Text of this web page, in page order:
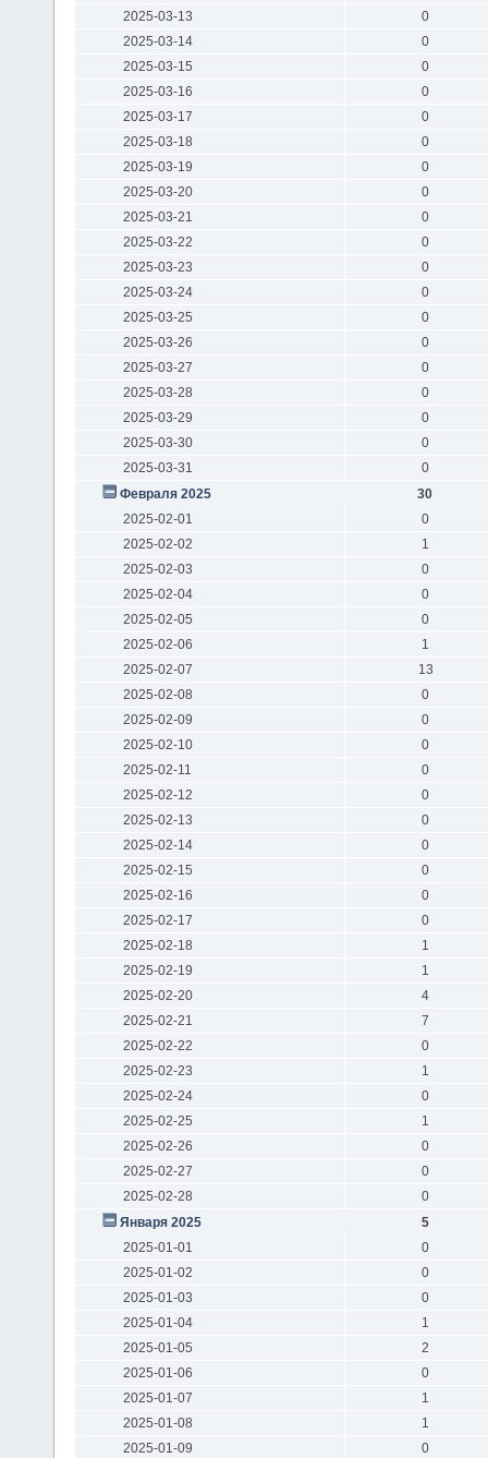
2025-03-13
0
2025-03-14
0
2025-03-15
0
2025-03-16
0
2025-03-17
0
2025-03-18
0
2025-03-19
0
2025-03-20
0
2025-03-21
0
2025-03-22
0
2025-03-23
0
2025-03-24
0
2025-03-25
0
2025-03-26
0
2025-03-27
0
2025-03-28
0
2025-03-29
0
2025-03-30
0
2025-03-31
0
Февраля 2025
30
2025-02-01
0
2025-02-02
1
2025-02-03
0
2025-02-04
0
2025-02-05
0
2025-02-06
1
2025-02-07
13
2025-02-08
0
2025-02-09
0
2025-02-10
0
2025-02-11
0
2025-02-12
0
2025-02-13
0
2025-02-14
0
2025-02-15
0
2025-02-16
0
2025-02-17
0
2025-02-18
1
2025-02-19
1
2025-02-20
4
2025-02-21
7
2025-02-22
0
2025-02-23
1
2025-02-24
0
2025-02-25
1
2025-02-26
0
2025-02-27
0
2025-02-28
0
Января 2025
5
2025-01-01
0
2025-01-02
0
2025-01-03
0
2025-01-04
1
2025-01-05
2
2025-01-06
0
2025-01-07
1
2025-01-08
1
2025-01-09
0